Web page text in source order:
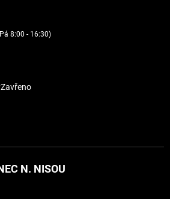
8:00 - 16:30)
Zavřeno
N. NISOU